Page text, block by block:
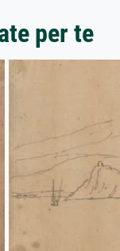
per te